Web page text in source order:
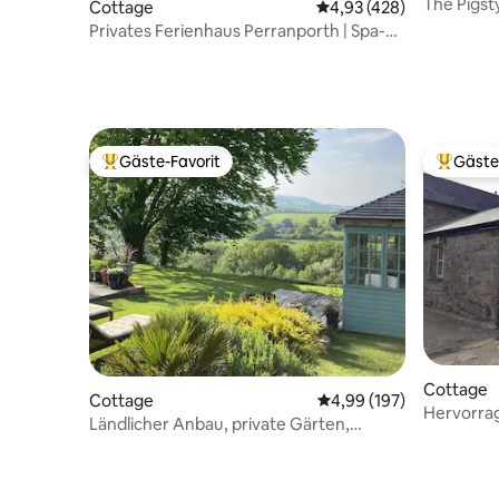
Cottage Durchschnittliche
4,93 (428)
Privates Ferienhaus Perranporth | Spa-
Beliebter Gäste-Favorit.
Gäste-Favorit
Cottage Durchschnittliche
4,99 (197)
Ländlicher Anbau, private Gärten,
Cottage